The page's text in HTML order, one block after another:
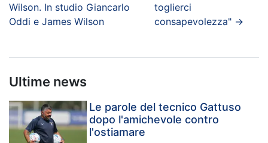
Wilson. In studio Giancarlo
Oddi e James Wilson
toglierci
consapevolezza"→
Ultime news
Le parole del tecnico Gattuso
dopo l'amichevole contro
l'ostiamare